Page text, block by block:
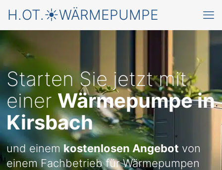
H.OT.☀️WÄRMEPUMPE
Starten Sie jetzt mit
einerWärmepumpe in
Kirsbach
und einem kostenlosen Angebot von
einem Fachbetrieb für Wärmepumpen